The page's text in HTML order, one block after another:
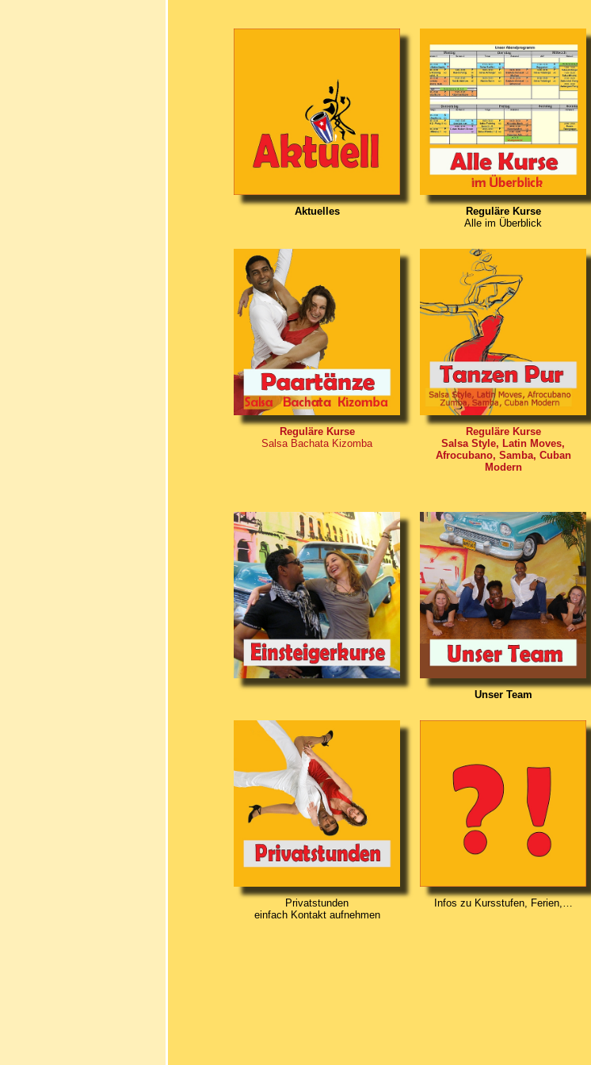
Aktuelles
Reguläre Kurse
Alle im Überblick
Reguläre Kurse
Salsa Bachata Kizomba
Reguläre Kurse
Salsa Style, Latin Moves,
Afrocubano, Samba, Cuban
Modern
Unser Team
Privatstunden
einfach Kontakt aufnehmen
Infos zu Kursstufen, Ferien,…